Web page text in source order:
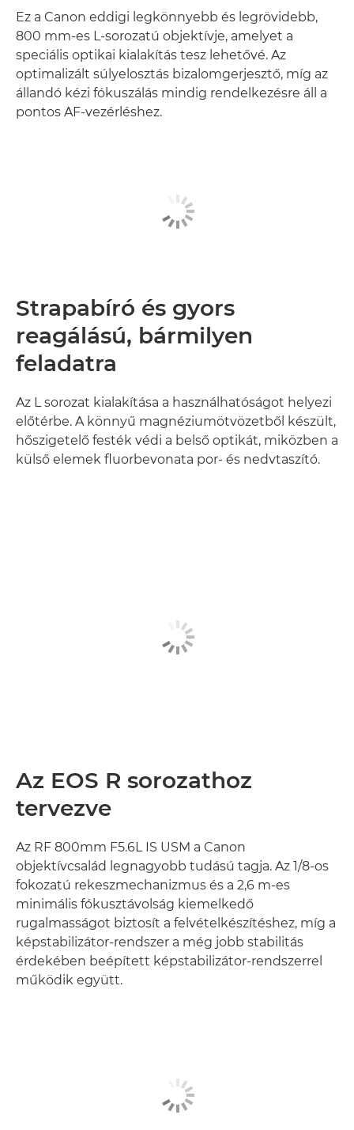
Ez a Canon eddigi legkönnyebb és legrövidebb,
800 mm-es L-sorozatú objektívje, amelyet a
speciális optikai kialakítás tesz lehetővé. Az
optimalizált súlyelosztás bizalomgerjesztő, míg az
állandó kézi fókuszálás mindig rendelkezésre áll a
pontos AF-vezérléshez.
Strapabíró és gyors
reagálású, bármilyen
feladatra
Az L sorozat kialakítása a használhatóságot helyezi
előtérbe. A könnyű magnéziumötvözetből készült,
hőszigetelő festék védi a belső optikát, miközben a
külső elemek fluorbevonata por- és nedvtaszító.
Az EOS R sorozathoz
tervezve
Az RF 800mm F5.6L IS USM a Canon
objektívcsalád legnagyobb tudású tagja. Az 1/8-os
fokozatú rekeszmechanizmus és a 2,6 m-es
minimális fókusztávolság kiemelkedő
rugalmasságot biztosít a felvételkészítéshez, míg a
képstabilizátor-rendszer a még jobb stabilitás
érdekében beépített képstabilizátor-rendszerrel
működik együtt.